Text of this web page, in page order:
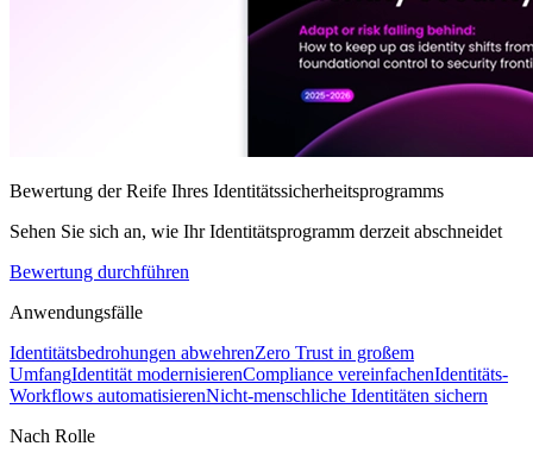
Bewertung der Reife Ihres Identitätssicherheitsprogramms
Sehen Sie sich an, wie Ihr Identitätsprogramm derzeit abschneidet
Bewertung durchführen
Anwendungsfälle
Identitätsbedrohungen abwehrenZero Trust in großem
UmfangIdentität modernisierenCompliance vereinfachenIdentitäts-
Workflows automatisierenNicht-menschliche Identitäten sichern
Nach Rolle